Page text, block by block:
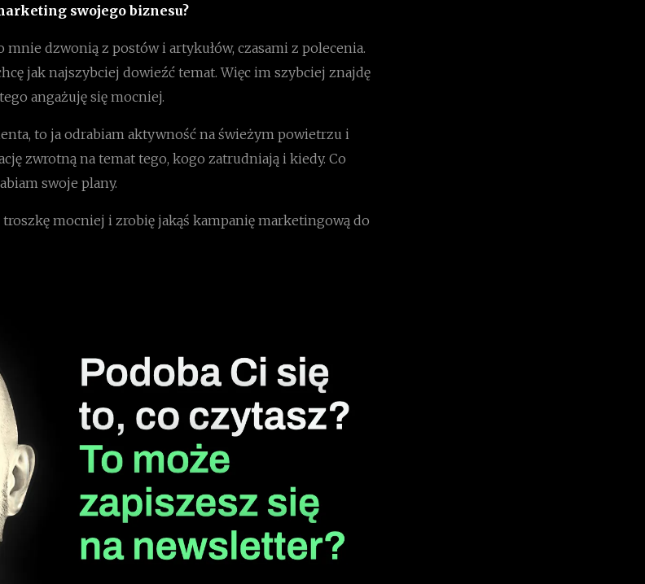
swojego biznesu?
mnie dzwonią z postów i artykułów, czasami z polecenia.
jak najszybciej dowieźć temat. Więc im szybciej znajdę
angażuję się mocniej.
to ja odrabiam aktywność na świeżym powietrzu i
zwrotną na temat tego, kogo zatrudniają i kiedy. Co
swoje plany.
troszkę mocniej i zrobię jakąś kampanię marketingową do